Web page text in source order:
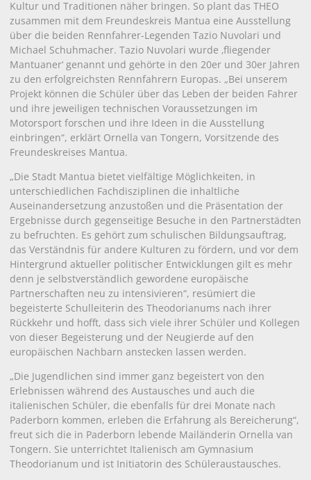
Kultur und Traditionen näher bringen. So plant das THEO
zusammen mit dem Freundeskreis Mantua eine Ausstellung
über die beiden Rennfahrer-Legenden Tazio Nuvolari und
Michael Schuhmacher. Tazio Nuvolari wurde ‚fliegender
Mantuaner‘ genannt und gehörte in den 20er und 30er Jahren
zu den erfolgreichsten Rennfahrern Europas. „Bei unserem
Projekt können die Schüler über das Leben der beiden Fahrer
und ihre jeweiligen technischen Voraussetzungen im
Motorsport forschen und ihre Ideen in die Ausstellung
einbringen“, erklärt Ornella van Tongern, Vorsitzende des
Freundeskreises Mantua.
„Die Stadt Mantua bietet vielfältige Möglichkeiten, in
unterschiedlichen Fachdisziplinen die inhaltliche
Auseinandersetzung anzustoßen und die Präsentation der
Ergebnisse durch gegenseitige Besuche in den Partnerstädten
zu befruchten. Es gehört zum schulischen Bildungsauftrag,
das Verständnis für andere Kulturen zu fördern, und vor dem
Hintergrund aktueller politischer Entwicklungen gilt es mehr
denn je selbstverständlich gewordene europäische
Partnerschaften neu zu intensivieren“, resümiert die
begeisterte Schulleiterin des Theodorianums nach ihrer
Rückkehr und hofft, dass sich viele ihrer Schüler und Kollegen
von dieser Begeisterung und der Neugierde auf den
europäischen Nachbarn anstecken lassen werden.
„Die Jugendlichen sind immer ganz begeistert von den
Erlebnissen während des Austausches und auch die
italienischen Schüler, die ebenfalls für drei Monate nach
Paderborn kommen, erleben die Erfahrung als Bereicherung“,
freut sich die in Paderborn lebende Mailänderin Ornella van
Tongern. Sie unterrichtet Italienisch am Gymnasium
Theodorianum und ist Initiatorin des Schüleraustausches.